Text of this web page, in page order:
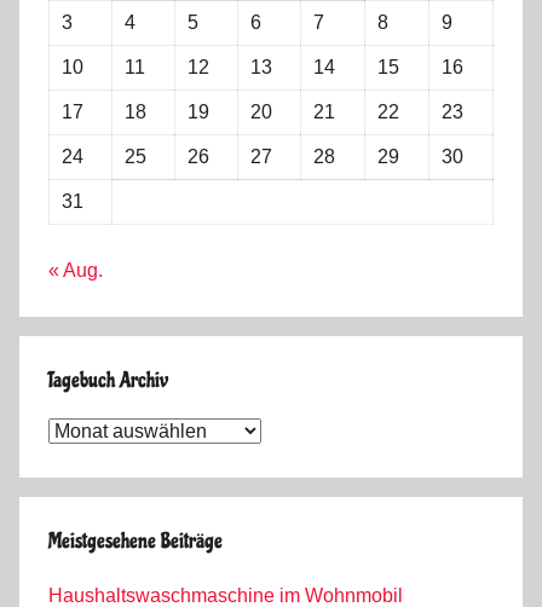
3 4 5 6 7 8 9
10 11 12 13 14 15 16
17 18 19 20 21 22 23
24 25 26 27 28 29 30
31
« Aug.
Tagebuch Archiv
Tagebuch
Meistgesehene Beiträge
Haushaltswaschmaschine im Wohnmobil